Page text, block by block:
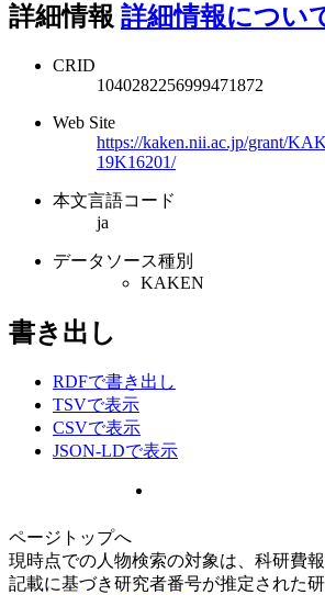
詳細情報 詳細情報につい
CRID
1040282256999471872
Web Site
https://kaken.nii.ac.jp/grant/
19K16201/
本文言語コード
ja
データソース種別
KAKEN
書き出し
RDFで書き出し
TSVで表示
CSVで表示
JSON-LDで表示
ページトップへ
現時点での人物検索の対象は、科研費報
記載に基づき研究者番号が推定された